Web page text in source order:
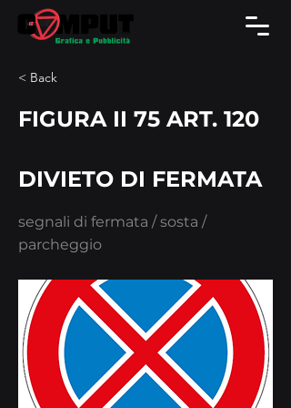
< Back
FIGURA II 75 ART. 120
DIVIETO DI FERMATA
segnali di fermata / sosta /
parcheggio